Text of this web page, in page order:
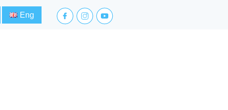
Eng facebook.com
instagram.com
youtube.com